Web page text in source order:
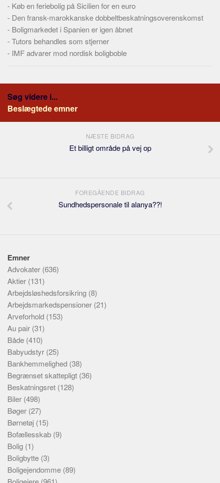
- Køb en feriebolig på Sicilien for en euro
- Den fransk-marokkanske dobbeltbeskatningsoverenskomst
- Boligmarkedet i Spanien er igen åbnet
-Tutors behandles som stjerner
- IMF advarer mod nordisk boligboble
Søg videre i...
Beslægtede emner
NÆSTE BIDRAG
Et billigt område på vej op
FOREGÅENDE BIDRAG
Sundhedspersonale til alanya??!
Emner
Advokater (636)
Aktier (131)
Arbejdsløshedsforsikring (8)
Arbejdsmarkedspensioner (21)
Arveforhold (153)
Au pair (31)
Både (410)
Babyudstyr (25)
Bankhemmelighed (38)
Begrænset skattepligt (36)
Beskatningsret (128)
Biler (498)
Bøger (27)
Børnetøj (15)
Bofællesskab (9)
Bolig (1)
Boligbytte (3)
Boligejendomme (89)